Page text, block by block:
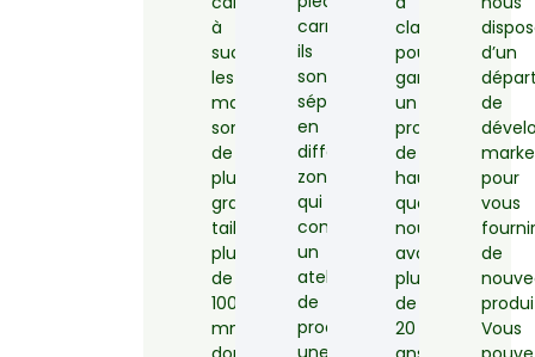
à
sucre,
les
machines
sont
de
plus
grande
taille,
plus
de
1000
mm,
carrés,
ils
sont
séparés
en
différentes
zones
qui
comprennent
un
atelier
de
production,
une
clapet
pour
garantir
un
produit
de
haute
qualité,
nous
avons
plus
de
20
d’un
de
pour
vous
fournir
de
Vous